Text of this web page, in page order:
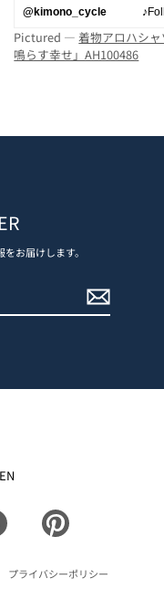
@kimono_cycle
Pictured —着物アロハシ
鳴らす幸せ」AH100486
お届けします。
EN
Facebook
プライバシーポリシー